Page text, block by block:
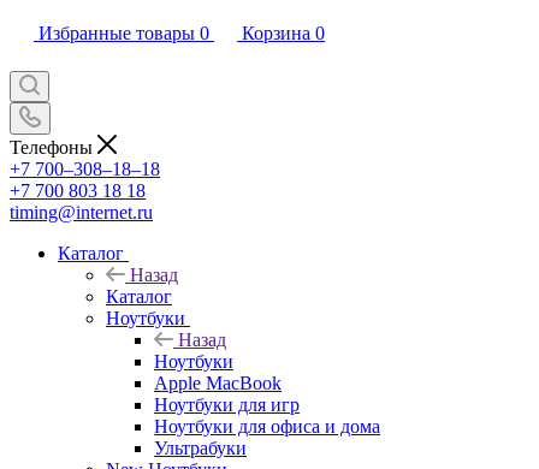
Избранные товары 0 Корзина 0
Телефоны
+7 700‒308‒18‒18
+7 700 803 18 18
timing@internet.ru
Каталог
Назад
Каталог
Ноутбуки
Назад
Ноутбуки
Apple MacBook
Ноутбуки для игр
Ноутбуки для офиса и дома
Ультрабуки